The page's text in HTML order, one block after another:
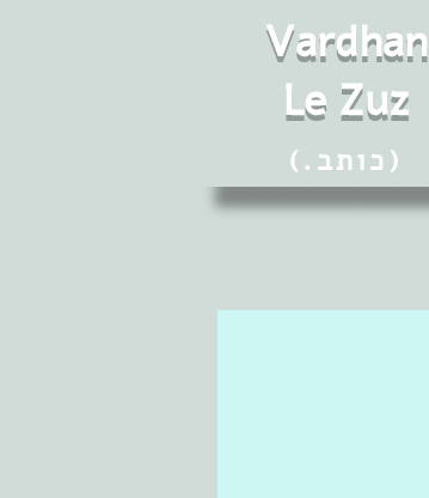
Vardhan
Le Zuz
(.כותב)